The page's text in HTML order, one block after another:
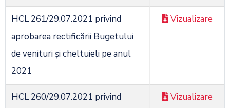
HCL 261/29.07.2021 privind
aprobarea rectificării Bugetului
de venituri şi cheltuieli pe anul
2021
Vizualizare
HCL 260/29.07.2021 privind
Vizualizare